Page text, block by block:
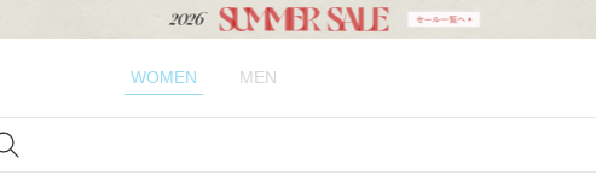
WOMEN MEN